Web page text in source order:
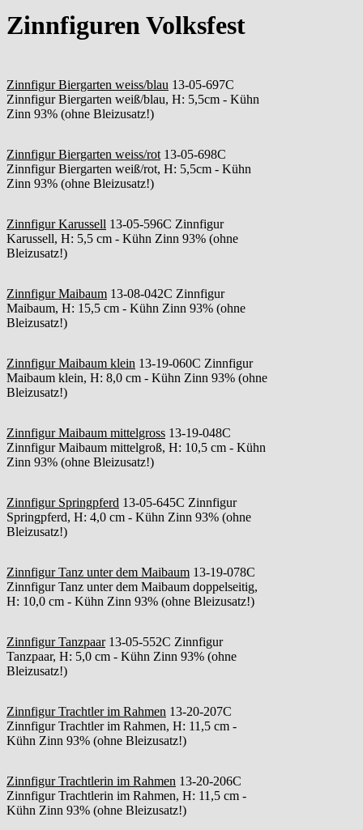
Zinnfiguren Volksfest
Zinnfigur Biergarten weiss/blau 13-05-697C
Zinnfigur Biergarten weiß/blau, H: 5,5cm - Kühn
Zinn 93% (ohne Bleizusatz!)
Zinnfigur Biergarten weiss/rot 13-05-698C
Zinnfigur Biergarten weiß/rot, H: 5,5cm - Kühn
Zinn 93% (ohne Bleizusatz!)
Zinnfigur Karussell 13-05-596C Zinnfigur
Karussell, H: 5,5 cm - Kühn Zinn 93% (ohne
Bleizusatz!)
Zinnfigur Maibaum 13-08-042C Zinnfigur
Maibaum, H: 15,5 cm - Kühn Zinn 93% (ohne
Bleizusatz!)
Zinnfigur Maibaum klein 13-19-060C Zinnfigur
Maibaum klein, H: 8,0 cm - Kühn Zinn 93% (ohne
Bleizusatz!)
Zinnfigur Maibaum mittelgross 13-19-048C
Zinnfigur Maibaum mittelgroß, H: 10,5 cm - Kühn
Zinn 93% (ohne Bleizusatz!)
Zinnfigur Springpferd 13-05-645C Zinnfigur
Springpferd, H: 4,0 cm - Kühn Zinn 93% (ohne
Bleizusatz!)
Zinnfigur Tanz unter dem Maibaum 13-19-078C
Zinnfigur Tanz unter dem Maibaum doppelseitig,
H: 10,0 cm - Kühn Zinn 93% (ohne Bleizusatz!)
Zinnfigur Tanzpaar13-05-552C Zinnfigur
Tanzpaar, H: 5,0 cm - Kühn Zinn 93% (ohne
Bleizusatz!)
Zinnfigur Trachtler im Rahmen 13-20-207C
Zinnfigur Trachtler im Rahmen, H: 11,5 cm -
Kühn Zinn 93% (ohne Bleizusatz!)
Zinnfigur Trachtlerin im Rahmen 13-20-206C
Zinnfigur Trachtlerin im Rahmen, H: 11,5 cm -
Kühn Zinn 93% (ohne Bleizusatz!)